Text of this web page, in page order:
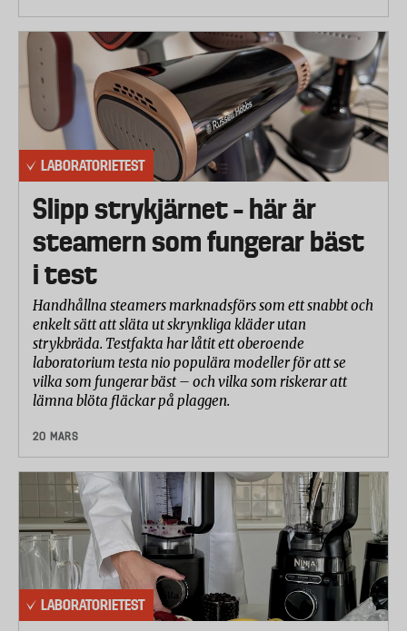
LABORATORIETEST
Slipp strykjärnet – här är
steamern som fungerar bäst
i test
Handhållna steamers marknadsförs som ett snabbt och
enkelt sätt att släta ut skrynkliga kläder utan
strykbräda. Testfakta har låtit ett oberoende
laboratorium testa nio populära modeller för att se
vilka som fungerar bäst – och vilka som riskerar att
lämna blöta fläckar på plaggen.
20 MARS
LABORATORIETEST